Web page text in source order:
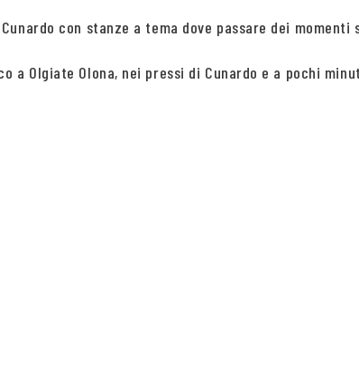
con stanze a tema dove passare dei
a Olgiate Olona, nei pressi di Cunardo e a pochi